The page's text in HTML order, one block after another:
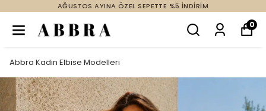
AĞUSTOS AYINA ÖZEL SEPETTE %5 İNDİRİM
0
Abbra Kadın Elbise Modelleri